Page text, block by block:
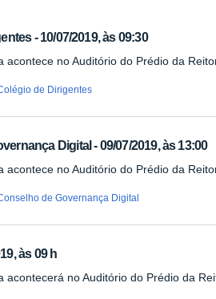
- 10/07/2019, às 09:30
acontece no Auditório do Prédio da
de Dirigentes
Digital - 09/07/2019, às 13:00
acontece no Auditório do Prédio da
de Governança Digital
às 09 h
acontecerá no Auditório do Prédio da